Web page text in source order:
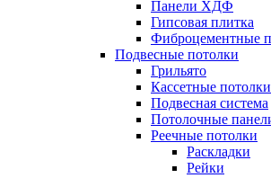
Панели ХДФ
Гипсовая плитка
Фиброцементные
Подвесные потолки
Грильято
Кассетные потолки
Подвесная система
Потолочные
Реечные потолки
Раскладки
Рейки